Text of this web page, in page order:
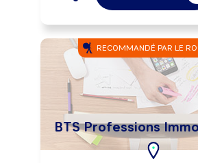
RECOMMANDÉ PAR LE
BTS Professions